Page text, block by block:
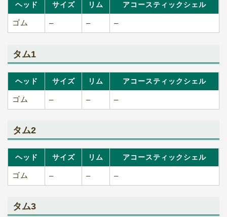
ヘッド サイズ リム アコースティックシェル
ゴム – – –
タム1
ヘッド サイズ リム アコースティックシェル
ゴム – – –
タム2
ヘッド サイズ リム アコースティックシェル
ゴム – – –
タム3